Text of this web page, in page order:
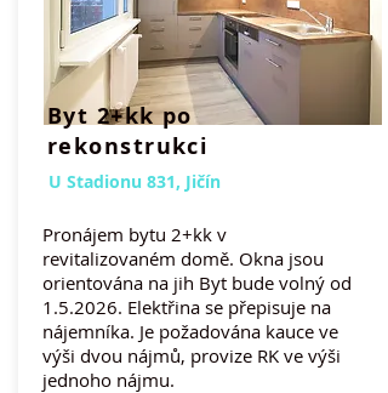
Byt 2+kk po
rekonstrukci
U Stadionu 831, Jičín
Pronájem bytu 2+kk v
revitalizovaném domě. Okna jsou
orientována na jih Byt bude volný od
1.5.2026. Elektřina se přepisuje na
nájemníka. Je požadována kauce ve
výši dvou nájmů, provize RK ve výši
jednoho nájmu.